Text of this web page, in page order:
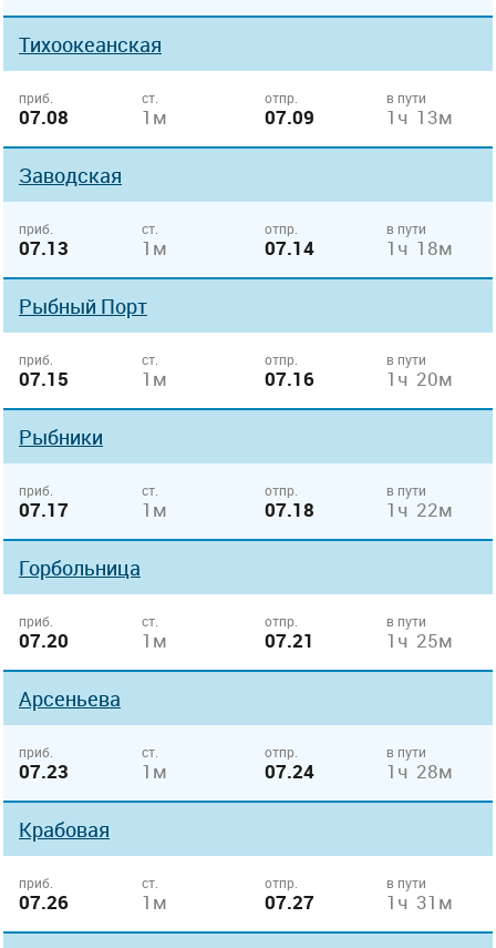
Тихоокеанская
приб.
07.08
ст.
1м
отпр.
07.09
в пути
1ч 13м
Заводская
приб.
07.13
ст.
1м
отпр.
07.14
в пути
1ч 18м
Рыбный Порт
приб.
07.15
ст.
1м
отпр.
07.16
в пути
1ч 20м
Рыбники
приб.
07.17
ст.
1м
отпр.
07.18
в пути
1ч 22м
Горбольница
приб.
07.20
ст.
1м
отпр.
07.21
в пути
1ч 25м
Арсеньева
приб.
07.23
ст.
1м
отпр.
07.24
в пути
1ч 28м
Крабовая
приб.
07.26
ст.
1м
отпр.
07.27
в пути
1ч 31м